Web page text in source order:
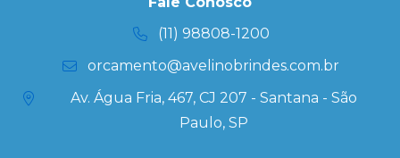
(11) 98808-1200
orcamento@avelinobrindes.com.br
Av. Água Fria, 467, CJ 207 - Santana - São
Paulo, SP